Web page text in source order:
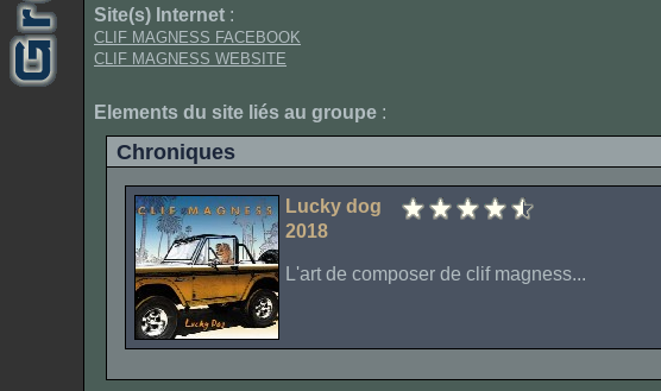
Site(s) Internet :
CLIF MAGNESS FACEBOOK
CLIF MAGNESS WEBSITE
Elements du site liés au groupe :
Chroniques
Lucky dog
2018
L'art de composer de clif magness...